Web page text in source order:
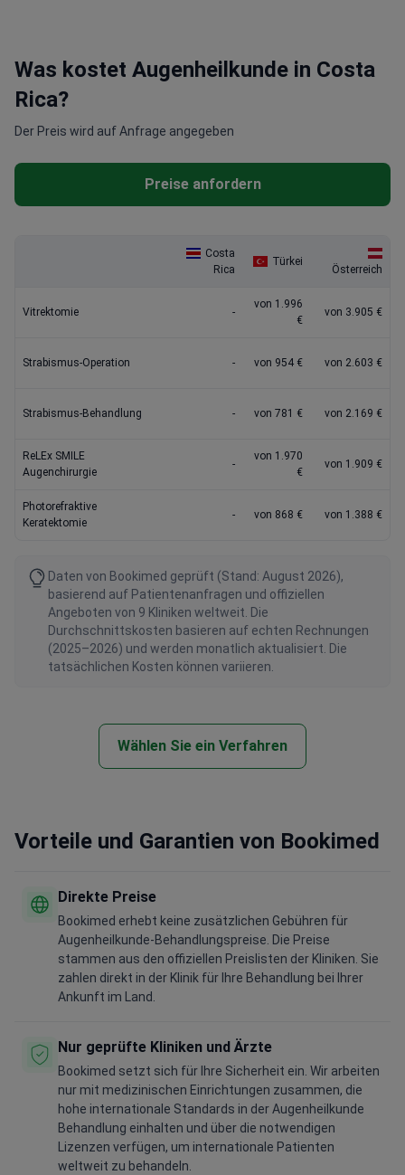
Was kostet Augenheilkunde in Costa
Rica?
Der Preis wird auf Anfrage angegeben
Preise anfordern
Costa
Rica
Türkei
Österreich
Vitrektomie -
von 1.996
€
von 3.905 €
Strabismus-Operation - von 954 € von 2.603 €
Strabismus-Behandlung - von 781 € von 2.169 €
ReLEx SMILE
Augenchirurgie
-
von 1.970
€
von 1.909 €
Photorefraktive
Keratektomie
- von 868 € von 1.388 €
Daten von Bookimed geprüft (Stand: August 2026),
basierend auf Patientenanfragen und offiziellen
Angeboten von 9 Kliniken weltweit. Die
Durchschnittskosten basieren auf echten Rechnungen
(2025–2026) und werden monatlich aktualisiert. Die
tatsächlichen Kosten können variieren.
Wählen Sie ein Verfahren
Vorteile und Garantien von Bookimed
Direkte Preise
Bookimed erhebt keine zusätzlichen Gebühren für
Augenheilkunde-Behandlungspreise. Die Preise
stammen aus den offiziellen Preislisten der Kliniken. Sie
zahlen direkt in der Klinik für Ihre Behandlung bei Ihrer
Ankunft im Land.
Nur geprüfte Kliniken und Ärzte
Bookimed setzt sich für Ihre Sicherheit ein. Wir arbeiten
nur mit medizinischen Einrichtungen zusammen, die
hohe internationale Standards in der Augenheilkunde
Behandlung einhalten und über die notwendigen
Lizenzen verfügen, um internationale Patienten
weltweit zu behandeln.